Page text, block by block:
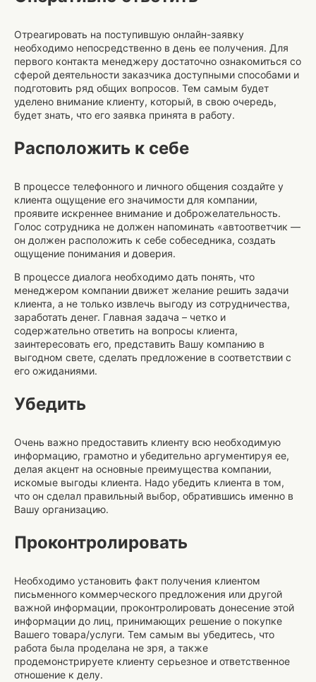
Отреагировать на поступившую онлайн-заявку
необходимо непосредственно в день ее получения. Для
первого контакта менеджеру достаточно ознакомиться со
сферой деятельности заказчика доступными способами и
подготовить ряд общих вопросов. Тем самым будет
уделено внимание клиенту, который, в свою очередь,
будет знать, что его заявка принята в работу.
Расположить к себе
В процессе телефонного и личного общения создайте у
клиента ощущение его значимости для компании,
проявите искреннее внимание и доброжелательность.
Голос сотрудника не должен напоминать «автоответчик —
он должен расположить к себе собеседника, создать
ощущение понимания и доверия.
В процессе диалога необходимо дать понять, что
менеджером компании движет желание решить задачи
клиента, а не только извлечь выгоду из сотрудничества,
заработать денег. Главная задача – четко и
содержательно ответить на вопросы клиента,
заинтересовать его, представить Вашу компанию в
выгодном свете, сделать предложение в соответствии с
его ожиданиями.
Убедить
Очень важно предоставить клиенту всю необходимую
информацию, грамотно и убедительно аргументируя ее,
делая акцент на основные преимущества компании,
искомые выгоды клиента. Надо убедить клиента в том,
что он сделал правильный выбор, обратившись именно в
Вашу организацию.
Проконтролировать
Необходимо установить факт получения клиентом
письменного коммерческого предложения или другой
важной информации, проконтролировать донесение этой
информации до лиц, принимающих решение о покупке
Вашего товара/услуги. Тем самым вы убедитесь, что
работа была проделана не зря, а также
продемонстрируете клиенту серьезное и ответственное
отношение к делу.